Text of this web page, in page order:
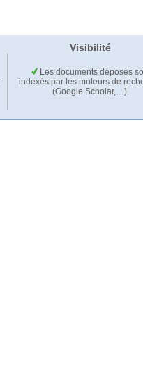
Visibilité
Les documents déposés
indexés par les moteurs de
(Google Scholar,…).